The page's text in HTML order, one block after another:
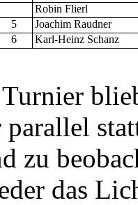
Robin Flierl
5
Joachim Raudner
6
Karl-Heinz Schanz
parallel
zu
das